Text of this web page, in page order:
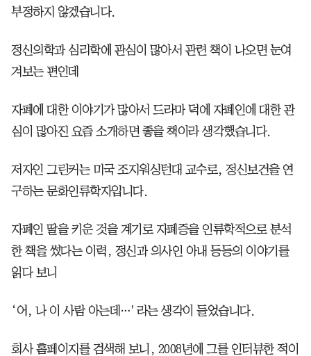
부정하지 않겠습니다.
정신의학과 심리학에 관심이 많아서 관련 책이 나오면 눈여
겨보는 편인데
자폐에 대한 이야기가 많아서 드라마 덕에 자폐인에 대한 관
심이 많아진 요즘 소개하면 좋을 책이라 생각했습니다.
저자인 그린커는 미국 조지워싱턴대 교수로, 정신보건을 연
구하는 문화인류학자입니다.
자폐인 딸을 키운 것을 계기로 자폐증을 인류학적으로 분석
한 책을 썼다는 이력, 정신과 의사인 아내 등등의 이야기를
읽다 보니
‘어, 나 이 사람 아는데…' 라는 생각이 들었습니다.
회사 홈페이지를 검색해 보니, 2008년에 그를 인터뷰한 적이